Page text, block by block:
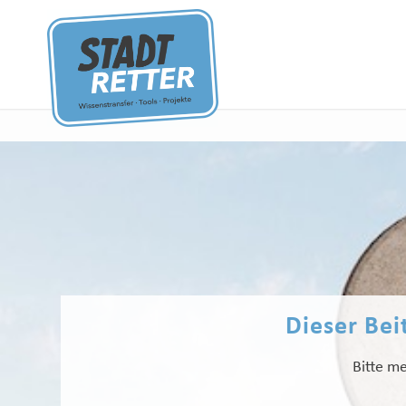
Dieser
Bitte